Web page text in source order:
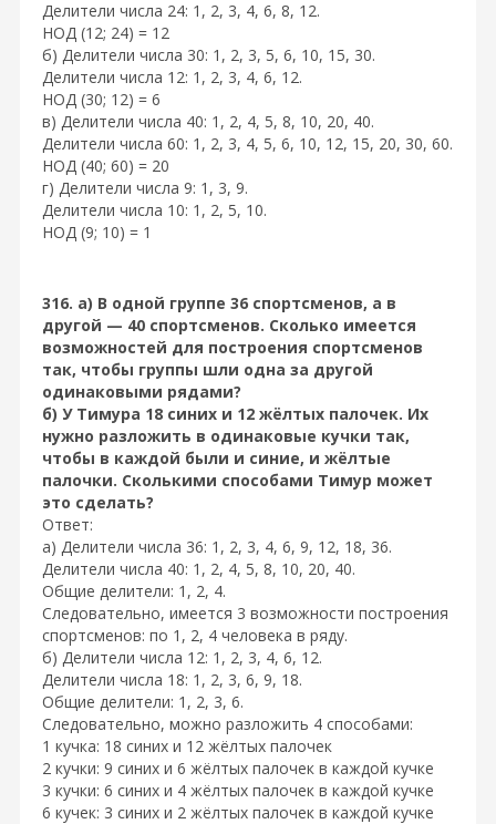
Делители числа 24: 1, 2, 3, 4, 6, 8, 12.
НОД (12; 24) = 12
б) Делители числа 30: 1, 2, 3, 5, 6, 10, 15, 30.
Делители числа 12: 1, 2, 3, 4, 6, 12.
НОД (30; 12) = 6
в) Делители числа 40: 1, 2, 4, 5, 8, 10, 20, 40.
Делители числа 60: 1, 2, 3, 4, 5, 6, 10, 12, 15, 20, 30, 60.
НОД (40; 60) = 20
г) Делители числа 9: 1, 3, 9.
Делители числа 10: 1, 2, 5, 10.
НОД (9; 10) = 1
316. а) В одной группе 36 спортсменов, а в
другой — 40 спортсменов. Сколько имеется
возможностей для построения спортсменов
так, чтобы группы шли одна за другой
одинаковыми рядами?
б) У Тимура 18 синих и 12 жёлтых палочек. Их
нужно разложить в одинаковые кучки так,
чтобы в каждой были и синие, и жёлтые
палочки. Сколькими способами Тимур может
это сделать?
Ответ:
а) Делители числа 36: 1, 2, 3, 4, 6, 9, 12, 18, 36.
Делители числа 40: 1, 2, 4, 5, 8, 10, 20, 40.
Общие делители: 1, 2, 4.
Следовательно, имеется 3 возможности построения
спортсменов: по 1, 2, 4 человека в ряду.
б) Делители числа 12: 1, 2, 3, 4, 6, 12.
Делители числа 18: 1, 2, 3, 6, 9, 18.
Общие делители: 1, 2, 3, 6.
Следовательно, можно разложить 4 способами:
1 кучка: 18 синих и 12 жёлтых палочек
2 кучки: 9 синих и 6 жёлтых палочек в каждой кучке
3 кучки: 6 синих и 4 жёлтых палочек в каждой кучке
6 кучек: 3 синих и 2 жёлтых палочек в каждой кучке